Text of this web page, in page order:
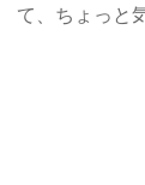
て、ちょっと